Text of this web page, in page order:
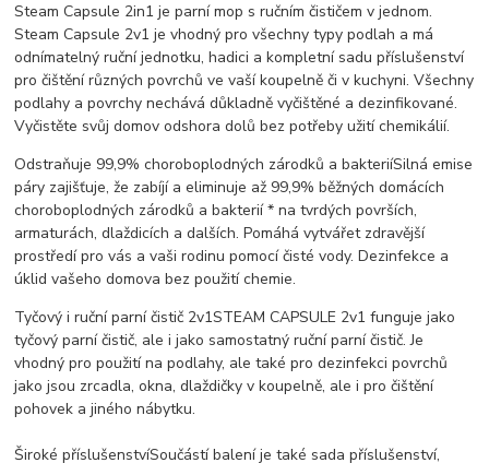
Steam Capsule 2in1 je parní mop s ručním čističem v jednom.
Steam Capsule 2v1 je vhodný pro všechny typy podlah a má
odnímatelný ruční jednotku, hadici a kompletní sadu příslušenství
pro čištění různých povrchů ve vaší koupelně či v kuchyni. Všechny
podlahy a povrchy nechává důkladně vyčištěné a dezinfikované.
Vyčistěte svůj domov odshora dolů bez potřeby užití chemikálií.
Odstraňuje 99,9% choroboplodných zárodků a bakteriíSilná emise
páry zajišťuje, že zabíjí a eliminuje až 99,9% běžných domácích
choroboplodných zárodků a bakterií * na tvrdých površích,
armaturách, dlaždicích a dalších. Pomáhá vytvářet zdravější
prostředí pro vás a vaši rodinu pomocí čisté vody. Dezinfekce a
úklid vašeho domova bez použití chemie.
Tyčový i ruční parní čistič 2v1STEAM CAPSULE 2v1 funguje jako
tyčový parní čistič, ale i jako samostatný ruční parní čistič. Je
vhodný pro použití na podlahy, ale také pro dezinfekci povrchů
jako jsou zrcadla, okna, dlaždičky v koupelně, ale i pro čištění
pohovek a jiného nábytku.
Široké příslušenstvíSoučástí balení je také sada příslušenství,